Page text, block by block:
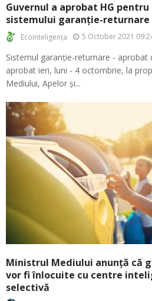
Guvernul a aprobat HG
sistemului garanție-returnare
Ecointeligența 5 October 2021
Sistemul garanție-returnare - aprobat
aprobat ieri, luni - 4 octombrie, la
Mediului, Apelor și...
Ministrul Mediului anunță că
vor fi înlocuite cu centre
selectivă